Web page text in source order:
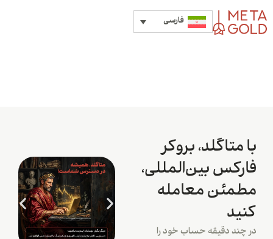
فارسی
با متاگلد، بروکر
فارکس بین‌المللی،
مطمئن معامله
کنید
در چند دقیقه حساب خود را